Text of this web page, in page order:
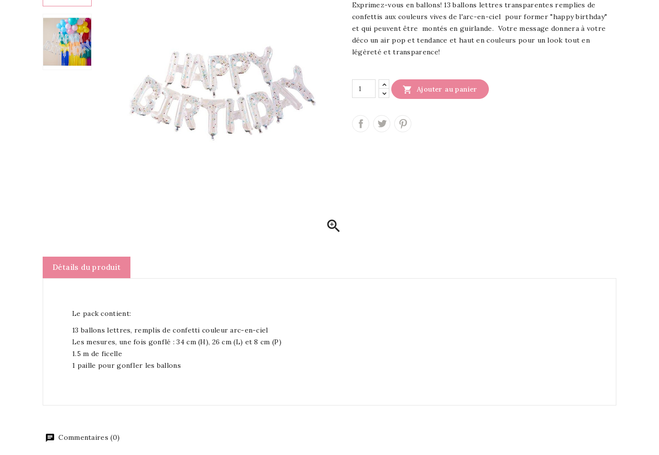

Exprimez-vous en ballons! 13 ballons lettres transparentes remplies de
confettis aux couleurs vives de l'arc-en-ciel pour former "happy birthday"
et qui peuvent être montés en guirlande. Votre message donnera à votre
déco un air pop et tendance et haut en couleurs pour un look tout en
légèreté et transparence!
 Ajouter au panier
Détails du produit
Le pack contient:
13 ballons lettres, remplis de confetti couleur arc-en-ciel
Les mesures, une fois gonflé : 34 cm (H), 26 cm (L) et 8 cm (P)
1.5 m de ficelle
1 paille pour gonfler les ballons
Commentaires (0)